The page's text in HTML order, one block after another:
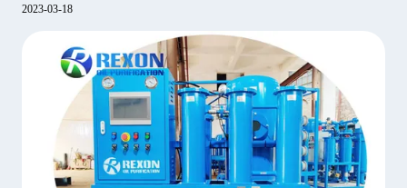
2023-03-18